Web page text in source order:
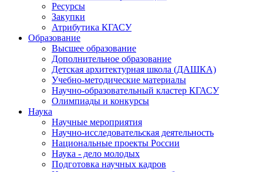
Ресурсы
Закупки
Атрибутика КГАСУ
Образование
Высшее образование
Дополнительное образование
Детская архитектурная школа (ДАШКА)
Учебно-методические материалы
Научно-образовательный кластер КГАСУ
Олимпиады и конкурсы
Наука
Научные мероприятия
Научно-исследовательская деятельность
Национальные проекты России
Наука - дело молодых
Подготовка научных кадров